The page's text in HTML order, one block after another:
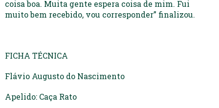
coisa boa. Muita gente espera coisa de mim. Fui
muito bem recebido, vou corresponder” finalizou.
FICHA TÉCNICA
Flávio Augusto do Nascimento
Apelido: Caça Rato